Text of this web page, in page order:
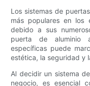
Los sistemas de
más populares en los
debido a sus
puerta de aluminio
específicas puede
estética, la seguridad y
Al decidir un sistema
negocio, es esencial